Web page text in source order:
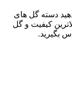
دسته گل های
کیفیت و گل
بگیرید.